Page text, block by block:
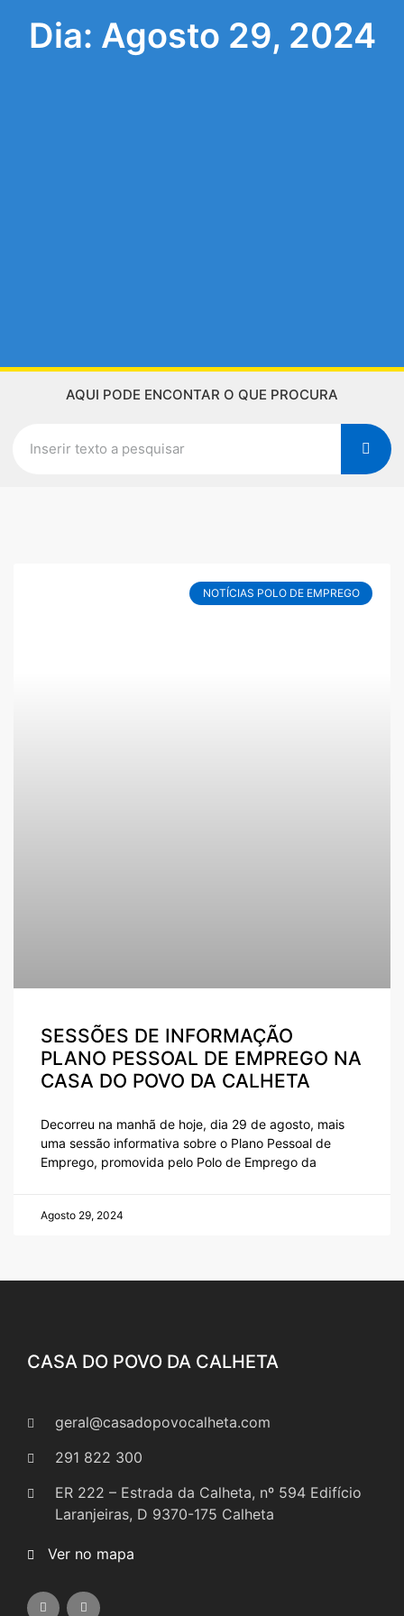
Dia: Agosto 29, 2024
AQUI PODE ENCONTAR O QUE PROCURA
NOTÍCIAS POLO DE EMPREGO
SESSÕES DE INFORMAÇÃO
PLANO PESSOAL DE EMPREGO NA
CASA DO POVO DA CALHETA
Decorreu na manhã de hoje, dia 29 de agosto, mais
uma sessão informativa sobre o Plano Pessoal de
Emprego, promovida pelo Polo de Emprego da
Agosto 29, 2024
CASA DO POVO DA CALHETA
geral@casadopovocalheta.com
291 822 300
ER 222 – Estrada da Calheta, nº 594 Edifício
Laranjeiras, D 9370-175 Calheta
Ver no mapa